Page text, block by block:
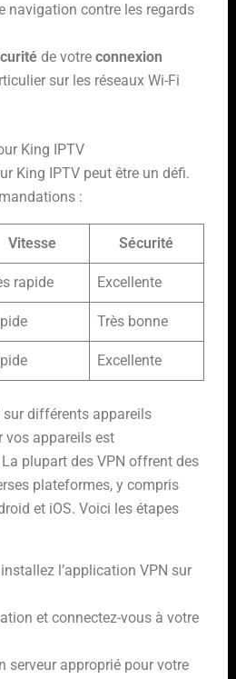
navigation contre les regards
de votre connexion
sur les réseaux Wi-Fi
King IPTV
King IPTV peut être un défi.
:
Vitesse Sécurité
rapide Excellente
Très bonne
Excellente
différents appareils
vos appareils est
plupart des VPN offrent des
plateformes, y compris
et iOS. Voici les étapes
l’application VPN sur
et connectez-vous à votre
serveur approprié pour votre